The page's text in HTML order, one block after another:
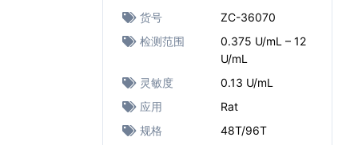
货号
ZC-36070
检测范围
0.375 U/mL – 12
U/mL
灵敏度
0.13 U/mL
应用
Rat
规格
48T/96T